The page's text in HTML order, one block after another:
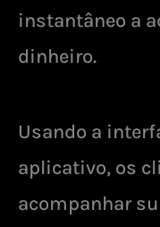
instantâneo a
dinheiro.
Usando a
aplicativo, os
acompanhar